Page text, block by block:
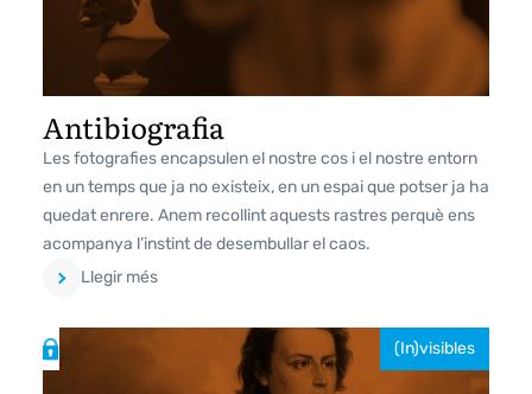
Antibiografia
Les fotografies encapsulen el nostre cos i el nostre entorn
en un temps que ja no existeix, en un espai que potser ja ha
quedat enrere. Anem recollint aquests rastres perquè ens
acompanya l’instint de desembullar el caos.
Llegir més
(In)visibles